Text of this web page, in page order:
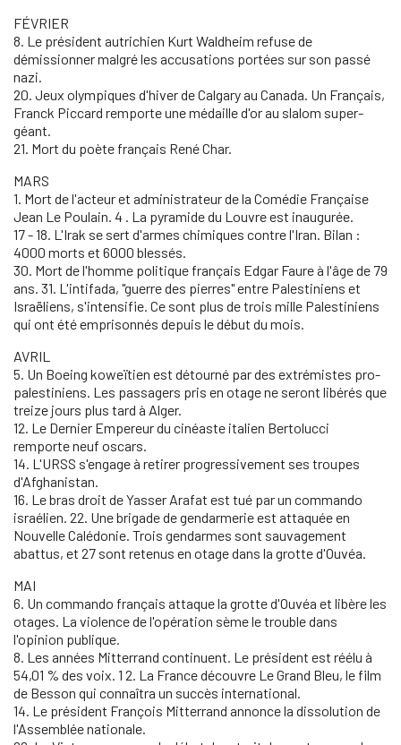
FÉVRIER
8. Le président autrichien Kurt Waldheim refuse de
démissionner malgré les accusations portées sur son passé
nazi.
20. Jeux olympiques d'hiver de Calgary au Canada. Un Français,
Franck Piccard remporte une médaille d'or au slalom super-
géant.
21. Mort du poète français René Char.
MARS
1. Mort de l'acteur et administrateur de la Comédie Française
Jean Le Poulain. 4 . La pyramide du Louvre est inaugurée.
17 - 18. L'Irak se sert d'armes chimiques contre l'Iran. Bilan :
4000 morts et 6000 blessés.
30. Mort de l'homme politique français Edgar Faure à l'âge de 79
ans. 31. L'intifada, "guerre des pierres" entre Palestiniens et
Israëliens, s'intensifie. Ce sont plus de trois mille Palestiniens
qui ont été emprisonnés depuis le début du mois.
AVRIL
5. Un Boeing koweïtien est détourné par des extrémistes pro-
palestiniens. Les passagers pris en otage ne seront libérés que
treize jours plus tard à Alger.
12. Le Dernier Empereur du cinéaste italien Bertolucci
remporte neuf oscars.
14. L'URSS s'engage à retirer progressivement ses troupes
d'Afghanistan.
16. Le bras droit de Yasser Arafat est tué par un commando
israélien. 22. Une brigade de gendarmerie est attaquée en
Nouvelle Calédonie. Trois gendarmes sont sauvagement
abattus, et 27 sont retenus en otage dans la grotte d'Ouvéa.
MAI
6. Un commando français attaque la grotte d'Ouvéa et libère les
otages. La violence de l'opération sème le trouble dans
l'opinion publique.
8. Les années Mitterrand continuent. Le président est réélu à
54,01 % des voix. 1 2. La France découvre Le Grand Bleu, le film
de Besson qui connaîtra un succès international.
14. Le président François Mitterrand annonce la dissolution de
l'Assemblée nationale.